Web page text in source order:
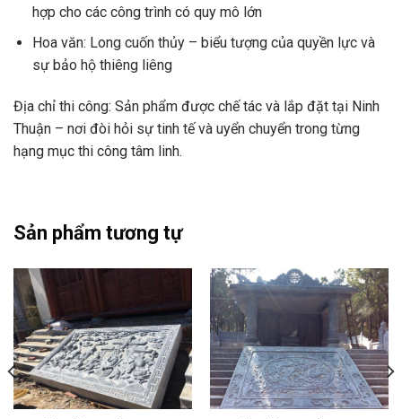
hợp cho các công trình có quy mô lớn
Hoa văn: Long cuốn thủy – biểu tượng của quyền lực và
sự bảo hộ thiêng liêng
Địa chỉ thi công: Sản phẩm được chế tác và lắp đặt tại Ninh
Thuận – nơi đòi hỏi sự tinh tế và uyển chuyển trong từng
hạng mục thi công tâm linh.
Sản phẩm tương tự